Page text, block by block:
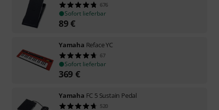
676
Sofort lieferbar
89€
Yamaha Reface YC
67
Sofort lieferbar
369 €
Yamaha FC 5 Sustain Pedal
520